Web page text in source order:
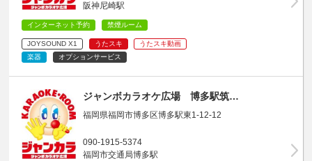
阪神尼崎駅
インターネット予約 禁煙ルーム
JOYSOUND X1 うたスキ
うたスキ動画
楽器
オプションサービス
ジャンボカラオケ広場 博多駅筑…
福岡県福岡市博多区博多駅東1-12-12
090-1915-5374
福岡市交通局博多駅